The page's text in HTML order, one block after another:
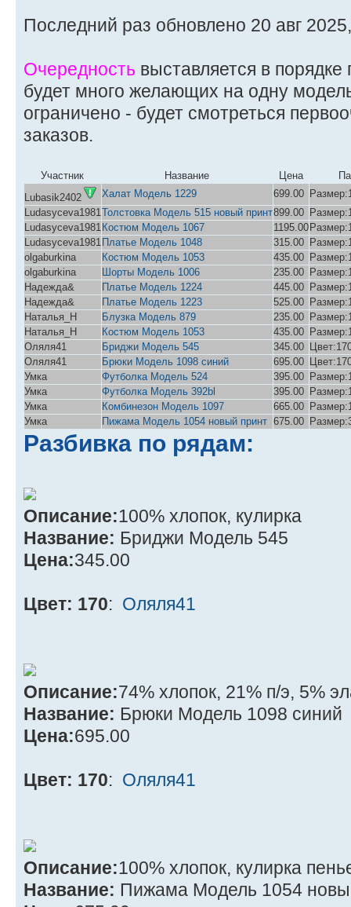
Последний раз обновлено 20 авг
Очередность выставляется в порядке
будет много желающих на одну
ограничено - будет смотреться
заказов.
Участник Название Цена
Lubasik2402
Халат Модель 1229 699.00
Ludasyceva1981Толстовка Модель 515 новый принт899.00
Ludasyceva1981 Костюм Модель 1067 1195.00
Ludasyceva1981 Платье Модель 1048 315.00
olgaburkina
Костюм Модель 1053 435.00
olgaburkina
Шорты Модель 1006 235.00
Надежда&
Платье Модель 1224 445.00
Надежда&
Платье Модель 1223 525.00
Наталья_Н
Блузка Модель 879 235.00
Наталья_Н
Костюм Модель 1053 435.00
Оляля41
Бриджи Модель 545 345.00
Оляля41
Брюки Модель 1098 синий 695.00
Умка
Футболка Модель 524 395.00
Умка
Футболка Модель 392bl 395.00
Умка
Комбинезон Модель 1097 665.00
Умка
Пижама Модель 1054 новый принт 675.00
Разбивка по рядам:
Описание:100% хлопок, кулирка
Название: Бриджи Модель 545
Цена:345.00
Цвет: 170: Оляля41
Описание:74% хлопок, 21% п/э, 5%
Название: Брюки Модель 1098 синий
Цена:695.00
Цвет: 170: Оляля41
Описание:100% хлопок, кулирка
Название: Пижама Модель 1054